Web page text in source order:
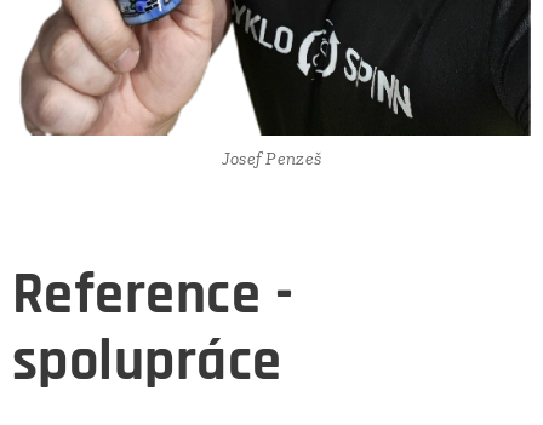
Josef Penzeš
Reference -
spolupráce